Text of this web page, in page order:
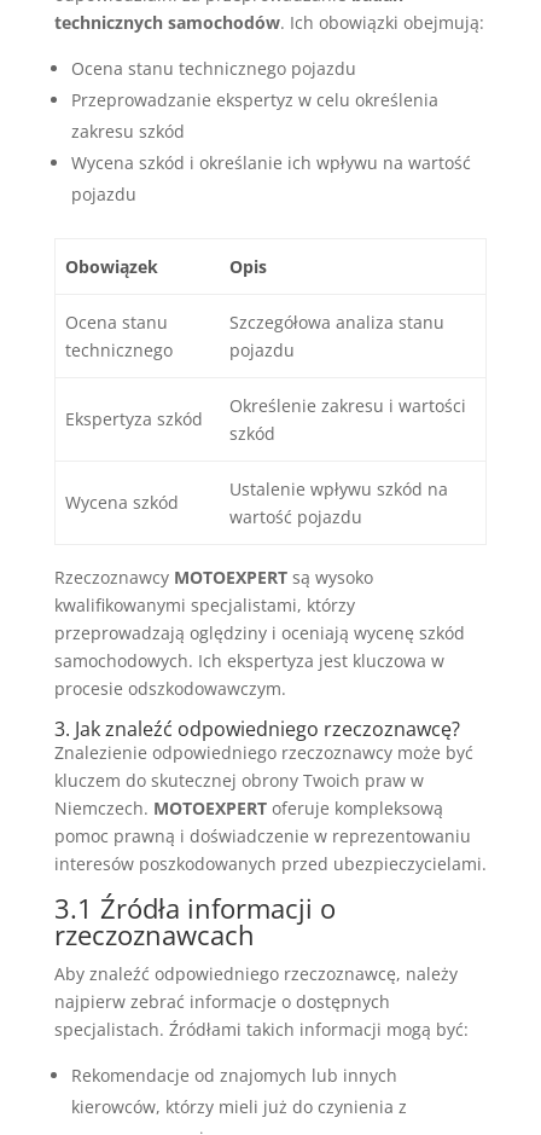
technicznych samochodów. Ich obowiązki obejmują:
Ocena stanu technicznego pojazdu
Przeprowadzanie ekspertyz w celu określenia
zakresu szkód
Wycena szkód i określanie ich wpływu na wartość
pojazdu
Obowiązek Opis
Ocena stanu
technicznego
Szczegółowa analiza stanu
pojazdu
Ekspertyza szkód
Określenie zakresu i wartości
szkód
Wycena szkód
Ustalenie wpływu szkód na
wartość pojazdu
Rzeczoznawcy MOTOEXPERTsą wysoko
kwalifikowanymi specjalistami, którzy
przeprowadzają oględziny i oceniają wycenę szkód
samochodowych. Ich ekspertyza jest kluczowa w
procesie odszkodowawczym.
3. Jak znaleźć odpowiedniego rzeczoznawcę?
Znalezienie odpowiedniego rzeczoznawcy może być
kluczem do skutecznej obrony Twoich praw w
Niemczech. MOTOEXPERToferuje kompleksową
pomoc prawną i doświadczenie w reprezentowaniu
interesów poszkodowanych przed ubezpieczycielami.
3.1 Źródła informacji o
rzeczoznawcach
Aby znaleźć odpowiedniego rzeczoznawcę, należy
najpierw zebrać informacje o dostępnych
specjalistach. Źródłami takich informacji mogą być:
Rekomendacje od znajomych lub innych
kierowców, którzy mieli już do czynienia z